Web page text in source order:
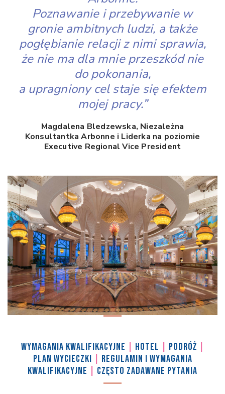
Poznawanie i przebywanie w
gronie ambitnych ludzi, a także
pogłębianie relacji z nimi sprawia,
że nie ma dla mnie przeszkód nie
do pokonania,
a upragniony cel staje się efektem
mojej pracy.”
Magdalena Bledzewska, Niezależna
Konsultantka Arbonne i Liderka na poziomie
Executive Regional Vice President
WYMAGANIA KWALIFIKACYJNE HOTEL PODRÓŻ
PLAN WYCIECZKI
REGULAMIN I WYMAGANIA
KWALIFIKACYJNE
CZĘSTO ZADAWANE PYTANIA